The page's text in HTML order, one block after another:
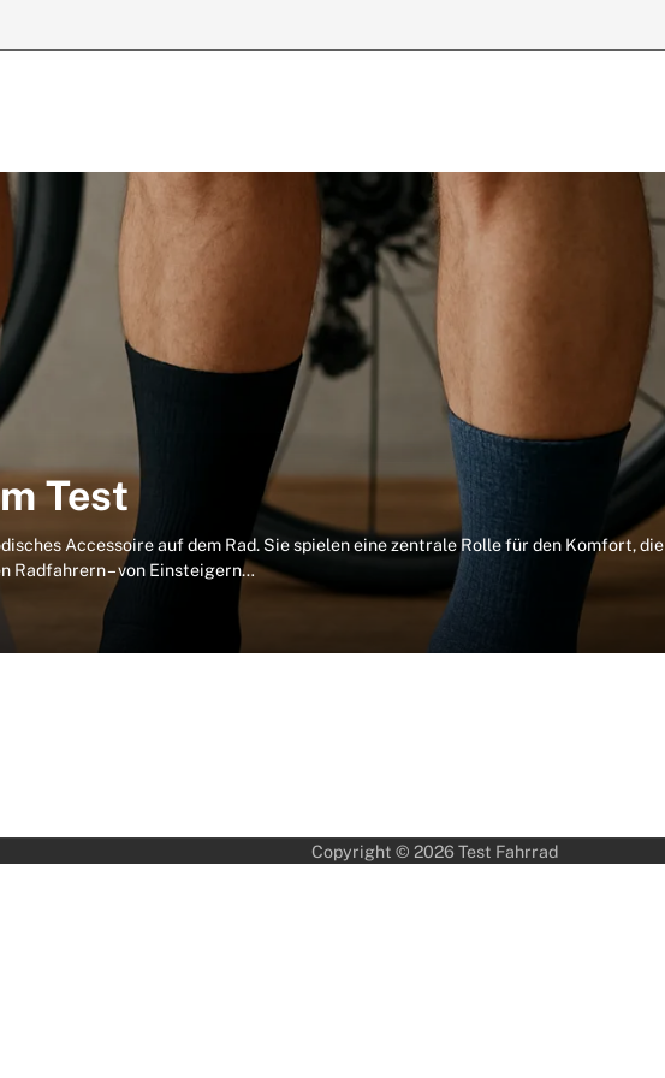
Test
Accessoire auf dem Rad. Sie spielen eine zentrale Rolle für den Komfort, die
Radfahrern – von Einsteigern…
Copyright © 2026 Test Fahrrad